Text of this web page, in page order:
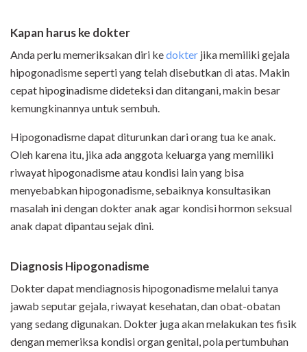
Kapan harus ke dokter
Anda perlu memeriksakan diri kedokter jika memiliki gejala
hipogonadisme seperti yang telah disebutkan di atas. Makin
cepat hipoginadisme dideteksi dan ditangani, makin besar
kemungkinannya untuk sembuh.
Hipogonadisme dapat diturunkan dari orang tua ke anak.
Oleh karena itu, jika ada anggota keluarga yang memiliki
riwayat hipogonadisme atau kondisi lain yang bisa
menyebabkan hipogonadisme, sebaiknya konsultasikan
masalah ini dengan dokter anak agar kondisi hormon seksual
anak dapat dipantau sejak dini.
Diagnosis Hipogonadisme
Dokter dapat mendiagnosis hipogonadisme melalui tanya
jawab seputar gejala, riwayat kesehatan, dan obat-obatan
yang sedang digunakan. Dokter juga akan melakukan tes fisik
dengan memeriksa kondisi organ genital, pola pertumbuhan